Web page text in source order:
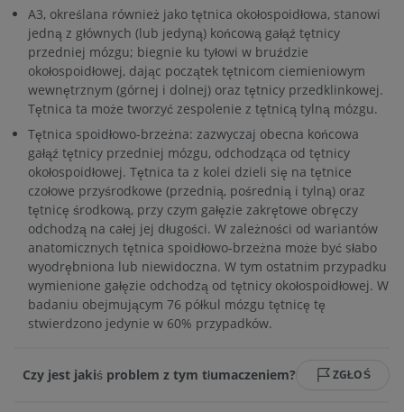
A3, określana również jako tętnica okołospoidłowa, stanowi
jedną z głównych (lub jedyną) końcową gałąź tętnicy
przedniej mózgu; biegnie ku tyłowi w bruździe
okołospoidłowej, dając początek tętnicom ciemieniowym
wewnętrznym (górnej i dolnej) oraz tętnicy przedklinkowej.
Tętnica ta może tworzyć zespolenie z tętnicą tylną mózgu.
Tętnica spoidłowo-brzeżna: zazwyczaj obecna końcowa
gałąź tętnicy przedniej mózgu, odchodząca od tętnicy
okołospoidłowej. Tętnica ta z kolei dzieli się na tętnice
czołowe przyśrodkowe (przednią, pośrednią i tylną) oraz
tętnicę środkową, przy czym gałęzie zakrętowe obręczy
odchodzą na całej jej długości. W zależności od wariantów
anatomicznych tętnica spoidłowo-brzeżna może być słabo
wyodrębniona lub niewidoczna. W tym ostatnim przypadku
wymienione gałęzie odchodzą od tętnicy okołospoidłowej. W
badaniu obejmującym 76 półkul mózgu tętnicę tę
stwierdzono jedynie w 60% przypadków.
Czy jest jakiś problem z tym tłumaczeniem? ZGŁOŚ